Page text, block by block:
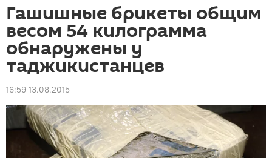
Гашишные брикеты общим
весом 54 килограмма
обнаружены у
таджикистанцев
16:59 13.08.2015